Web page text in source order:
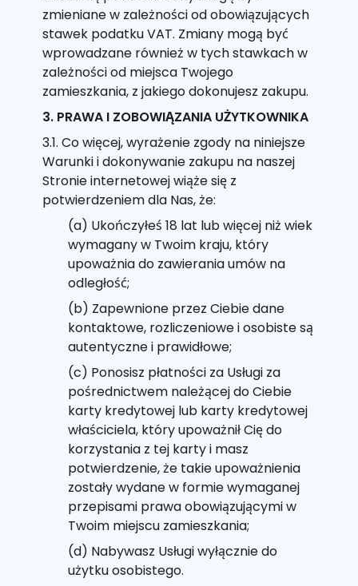
zmieniane w zależności od obowiązujących
stawek podatku VAT. Zmiany mogą być
wprowadzane również w tych stawkach w
zależności od miejsca Twojego
zamieszkania, z jakiego dokonujesz zakupu.
3. PRAWA I ZOBOWIĄZANIA UŻYTKOWNIKA
3.1. Co więcej, wyrażenie zgody na niniejsze
Warunki i dokonywanie zakupu na naszej
Stronie internetowej wiąże się z
potwierdzeniem dla Nas, że:
(a) Ukończyłeś 18 lat lub więcej niż wiek
wymagany w Twoim kraju, który
upoważnia do zawierania umów na
odległość;
(b) Zapewnione przez Ciebie dane
kontaktowe, rozliczeniowe i osobiste są
autentyczne i prawidłowe;
(c) Ponosisz płatności za Usługi za
pośrednictwem należącej do Ciebie
karty kredytowej lub karty kredytowej
właściciela, który upoważnił Cię do
korzystania z tej karty i masz
potwierdzenie, że takie upoważnienia
zostały wydane w formie wymaganej
przepisami prawa obowiązującymi w
Twoim miejscu zamieszkania;
(d) Nabywasz Usługi wyłącznie do
użytku osobistego.